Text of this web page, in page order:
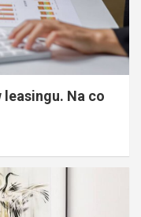
Na co